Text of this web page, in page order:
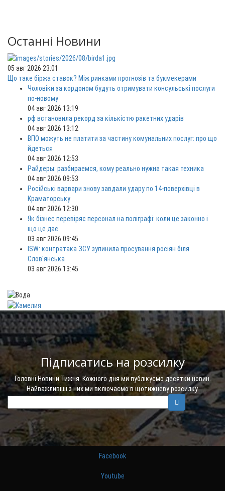
Останні Новини
05 авг 2026 23:01
Що таке біржа ставок? Між ринками прогнозів та букмекерами
Чоловіки за кордоном будуть отримувати консульські послуги
по-новому
04 авг 2026 13:19
рф встановила рекорд за кількістю ракетних ударів
04 авг 2026 13:12
ВПО можуть не платити за частину комунальних послуг: про що
йдеться
04 авг 2026 12:53
Райдеры: разбираемся, кому реально нужна такая техника
04 авг 2026 09:53
Російські варвари знову завдали удару по 14-поверхівці в
Краматорську
04 авг 2026 12:30
Як бізнес перевіряє персонал на поліграфі: коли це законно і
що це дає
03 авг 2026 09:45
ISW: контратака ЗСУ зупинила просування росіян біля
Слов'янська
03 авг 2026 13:45
Підписатись на розсилку
Головні Новини Тижня. Кожного дня ми публікуємо десятки новин.
Найважливіші з них ми включаємо в щотижневу розсилку.
Facebook
Youtube